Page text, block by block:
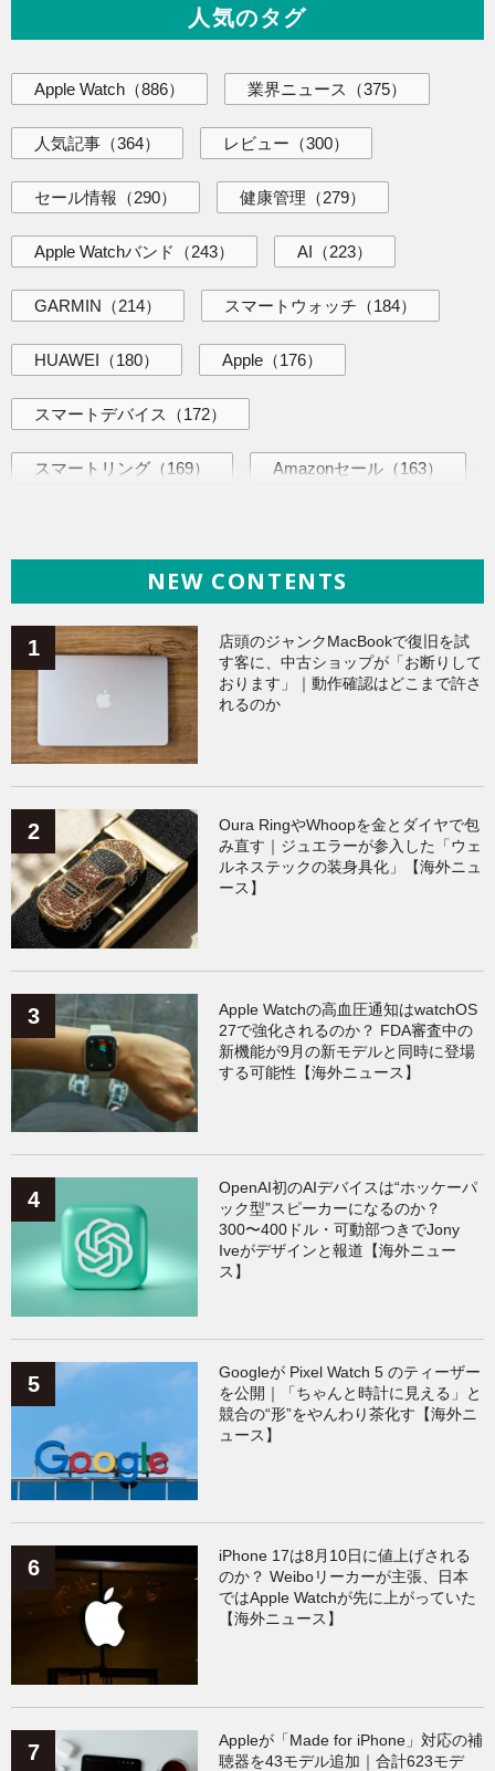
人気のタグ
Apple Watch （886） 業界ニュース （375）
人気記事 （364） レビュー （300）
セール情報 （290） 健康管理 （279）
Apple Watchバンド （243） AI （223）
GARMIN （214） スマートウォッチ （184）
HUAWEI （180） Apple （176）
スマートデバイス （172）
スマートリング （169） Amazonセール （163）
ヘルスケア（140）
Galaxy（136） ガジェット
ワークアウト （131）
AppleWatchアクセサリー
Xiaomi（119）
NEW CONTENTS
店頭のジャンクMacBookで復旧を試
す客に、中古ショップが「お断りして
おります」｜動作確認はどこまで許さ
れるのか
Oura RingやWhoopを金とダイヤで包
み直す｜ジュエラーが参入した「ウェ
ルネステックの装身具化」【海外ニュ
ース】
Apple Watchの高血圧通知はwatchOS
27で強化されるのか？ FDA審査中の
新機能が9月の新モデルと同時に登場
する可能性【海外ニュース】
OpenAI初のAIデバイスは“ホッケーパ
ック型”スピーカーになるのか？
300〜400ドル・可動部つきでJony
Iveがデザインと報道【海外ニュー
ス】
Googleが Pixel Watch 5 のティーザー
を公開｜「ちゃんと時計に見える」と
競合の“形”をやんわり茶化す【海外ニ
ュース】
iPhone 17は8月10日に値上げされる
のか？ Weiboリーカーが主張、日本
ではApple Watchが先に上がっていた
【海外ニュース】
Appleが「Made for iPhone」対応の補
聴器を43モデル追加｜合計623モデ